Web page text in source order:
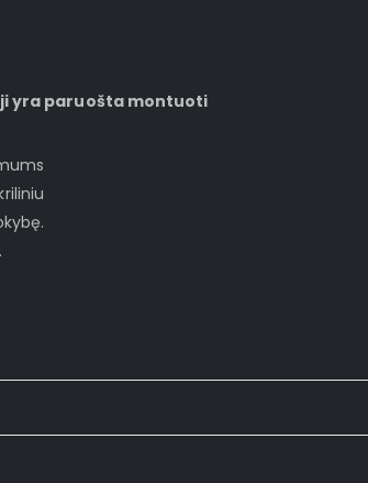
yra paruošta montuoti